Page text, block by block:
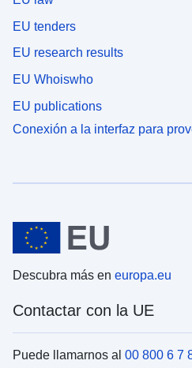
EU tenders
EU research results
EU Whoiswho
EU publications
Conexión a la interfaz para
Descubra más en europa.eu
Contactar con la UE
Puede llamarnos al 00 800 6 7